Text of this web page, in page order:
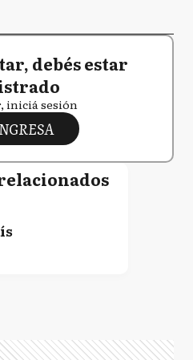
debés estar
iniciá sesión